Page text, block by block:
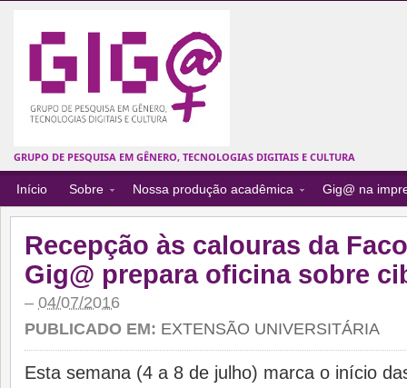
GRUPO DE PESQUISA EM GÊNERO, TECNOLOGIAS DIGITAIS E CULTURA
Início Sobre Nossa produção acadêmica Gig@ na
Recepção às calouras da
Gig@ prepara oficina sobre
– 04/07/2016
PUBLICADO EM: EXTENSÃO UNIVERSITÁRIA
Esta semana (4 a 8 de julho) marca o início